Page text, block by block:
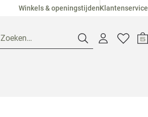
Winkels & openingstijdenKlantenservice
Zoeken…